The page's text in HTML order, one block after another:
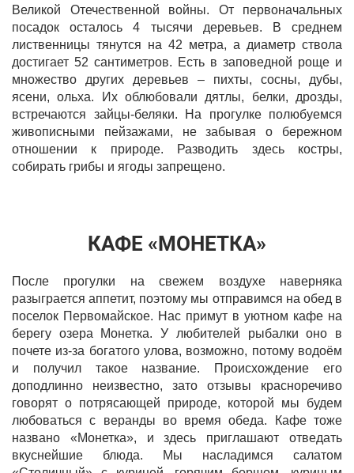
Великой Отечественной войны. От первоначальных
посадок осталось 4 тысячи деревьев. В среднем
лиственницы тянутся на 42 метра, а диаметр ствола
достигает 52 сантиметров. Есть в заповедной роще и
множество других деревьев – пихты, сосны, дубы,
ясени, ольха. Их облюбовали дятлы, белки, дрозды,
встречаются зайцы-беляки. На прогулке полюбуемся
живописными пейзажами, не забывая о бережном
отношении к природе. Разводить здесь костры,
собирать грибы и ягоды запрещено.
КАФЕ «МОНЕТКА»
После прогулки на свежем воздухе наверняка
разыграется аппетит, поэтому мы отправимся на обед в
поселок Первомайское. Нас примут в уютном кафе на
берегу озера Монетка. У любителей рыбалки оно в
почете из-за богатого улова, возможно, потому водоём
и получил такое название. Происхождение его
доподлинно неизвестно, зато отзывы красноречиво
говорят о потрясающей природе, которой мы будем
любоваться с веранды во время обеда. Кафе тоже
названо «Монетка», и здесь приглашают отведать
вкуснейшие блюда. Мы насладимся салатом